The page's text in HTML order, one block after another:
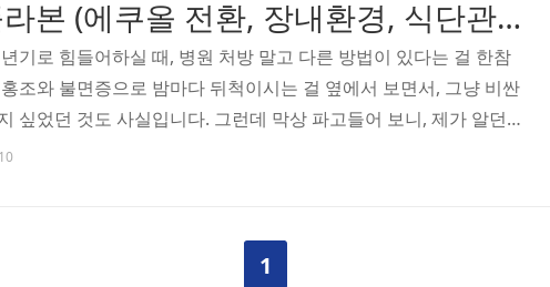
갱년기 이소플라본 (에쿠올 전환, 장내환경, 식단관리)
기로 힘들어하실 때, 병원 처방 말고 다른 방법이 있다는 걸 한참
조와 불면증으로 밤마다 뒤척이시는 걸 옆에서 보면서, 그냥 비싼
싶었던 것도 사실입니다. 그런데 막상 파고들어 보니, 제가 알던
다. 이소플라본이 갱년기에 효과가 있다는 말은 많이 들어봤지만,
암이나 자궁내막암 위험이 높아질 수 있다는 이야기를 어디선가 들
이 얼마나 컸는지, 병원 처방전을 받아놓고도 몇 달을 그냥 서랍..
1